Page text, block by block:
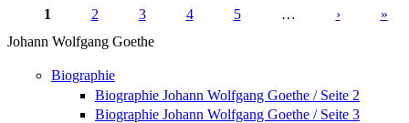
Seiten
1 2 3 4 5 … ›
»
Johann Wolfgang Goethe
Biographie
Biographie Johann Wolfgang Goethe / Seite 2
Biographie Johann Wolfgang Goethe / Seite 3